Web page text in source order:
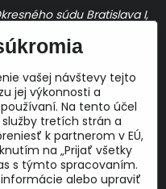
súdu Bratislava I,
10:00 - 14:00
vašej návštevy tejto
jej výkonnosti a
Na tento účel
tretích strán a
k partnerom v EÚ,
na „Prijať všetky
s týmto spracovaním.
alebo upraviť